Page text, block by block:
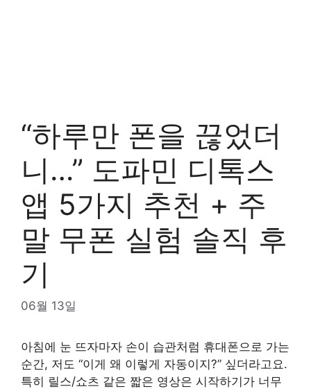
“하루만 폰을 끊었더
니…” 도파민 디톡스
앱 5가지 추천 + 주
말 무폰 실험 솔직 후
기
06월 13일
아침에 눈 뜨자마자 손이 습관처럼 휴대폰으로 가는
순간, 저도 “이게 왜 이렇게 자동이지?” 싶더라고요.
특히 릴스/쇼츠 같은 짧은 영상은 시작하기가 너무